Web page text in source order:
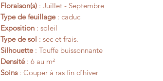
Floraison(s) : Juillet - Septembre
Type de feuillage: caduc
Exposition : soleil
Type de sol : sec et frais.
Silhouette: Touffe buissonnante
Densité: 6 au m²
Soins: Couper à ras fin d'hiver